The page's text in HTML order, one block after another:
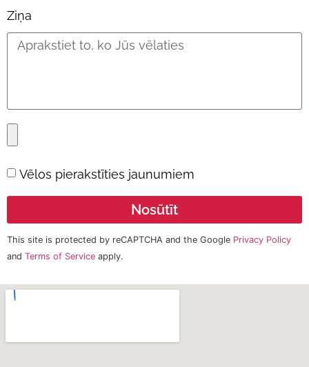
Ziņa
Vēlos pierakstīties jaunumiem
Nosūtīt
This site is protected by reCAPTCHA and the Google Privacy Policy
and Terms of Service apply.